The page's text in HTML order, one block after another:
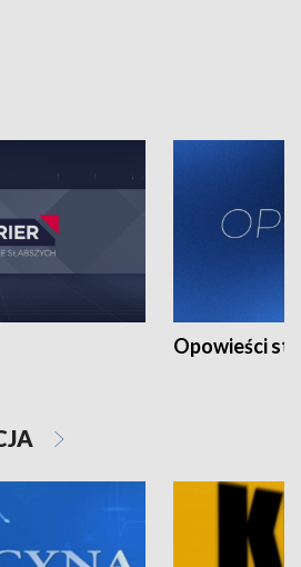
Opowieści